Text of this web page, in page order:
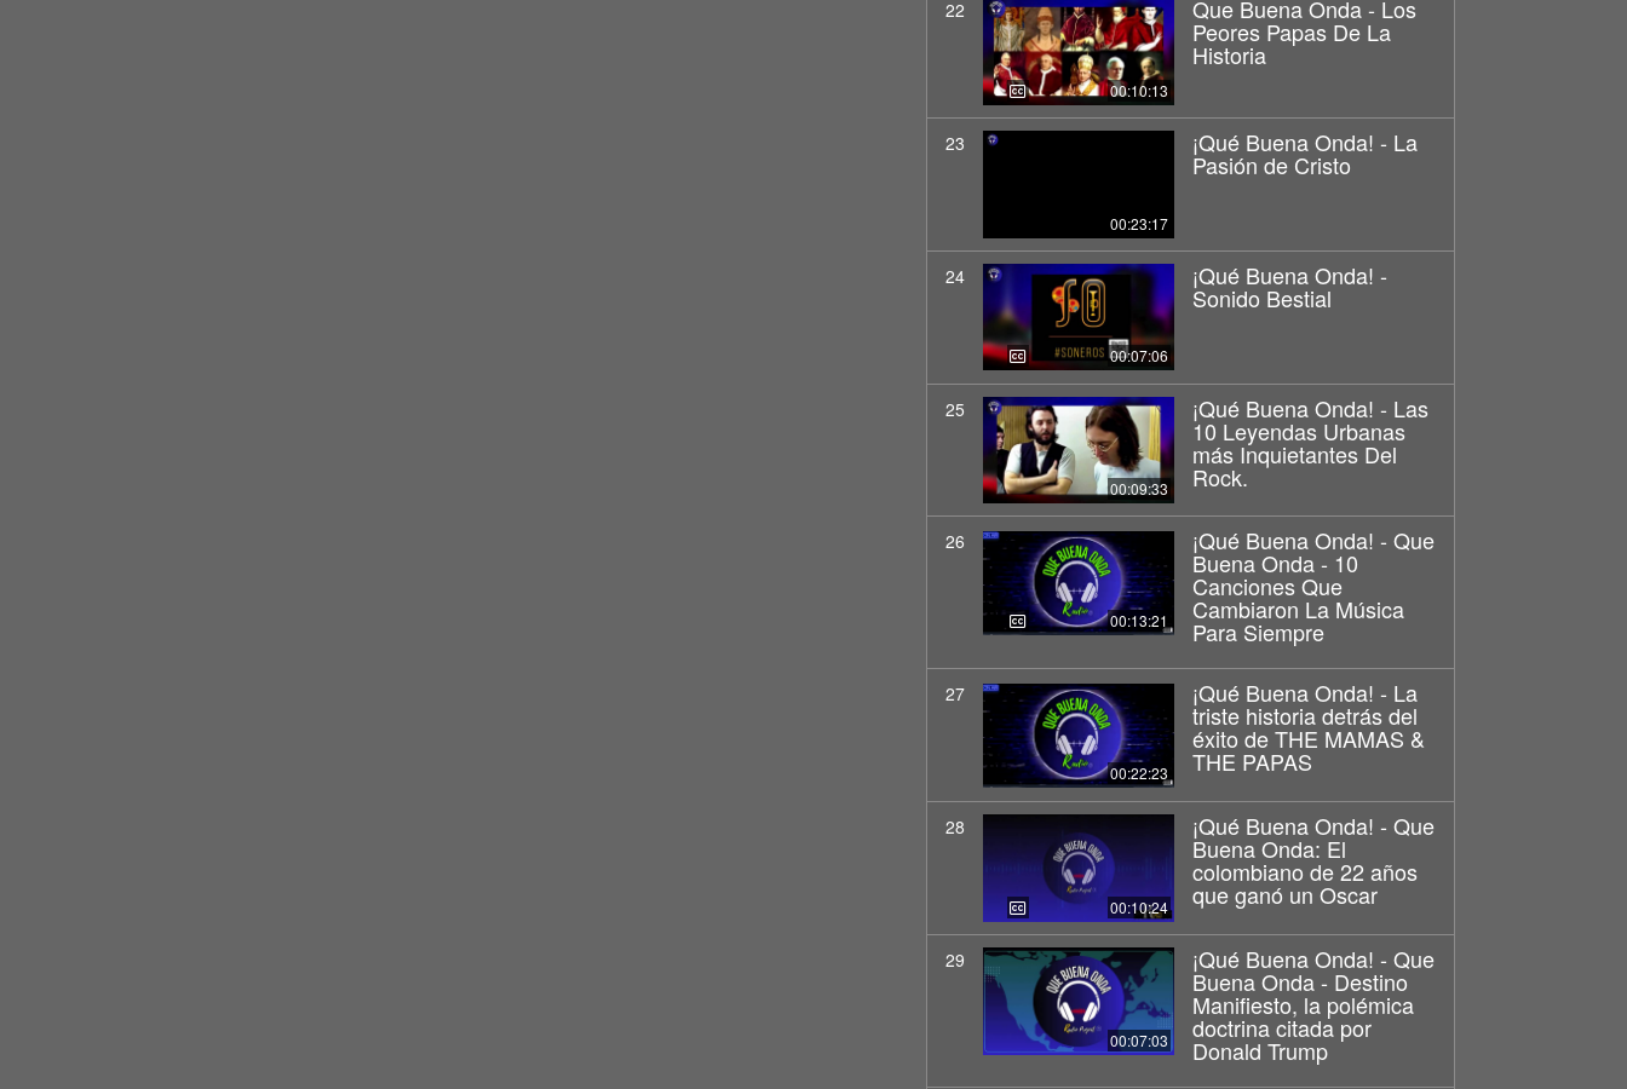
22
00:10:13
Que Buena Onda - Los
Peores Papas De La
Historia
23
00:23:17
¡Qué Buena Onda! - La
Pasión de Cristo
24
00:07:06
¡Qué Buena Onda! -
Sonido Bestial
25
00:09:33
¡Qué Buena Onda! - Las
10 Leyendas Urbanas
más Inquietantes Del
Rock.
26
00:13:21
¡Qué Buena Onda! - Que
Buena Onda - 10
Canciones Que
Cambiaron La Música
Para Siempre
27
00:22:23
¡Qué Buena Onda! - La
triste historia detrás del
éxito de THE MAMAS &
THE PAPAS
28
00:10:24
¡Qué Buena Onda! - Que
Buena Onda: El
colombiano de 22 años
que ganó un Oscar
29
00:07:03
¡Qué Buena Onda! - Que
Buena Onda - Destino
Manifiesto, la polémica
doctrina citada por
Donald Trump